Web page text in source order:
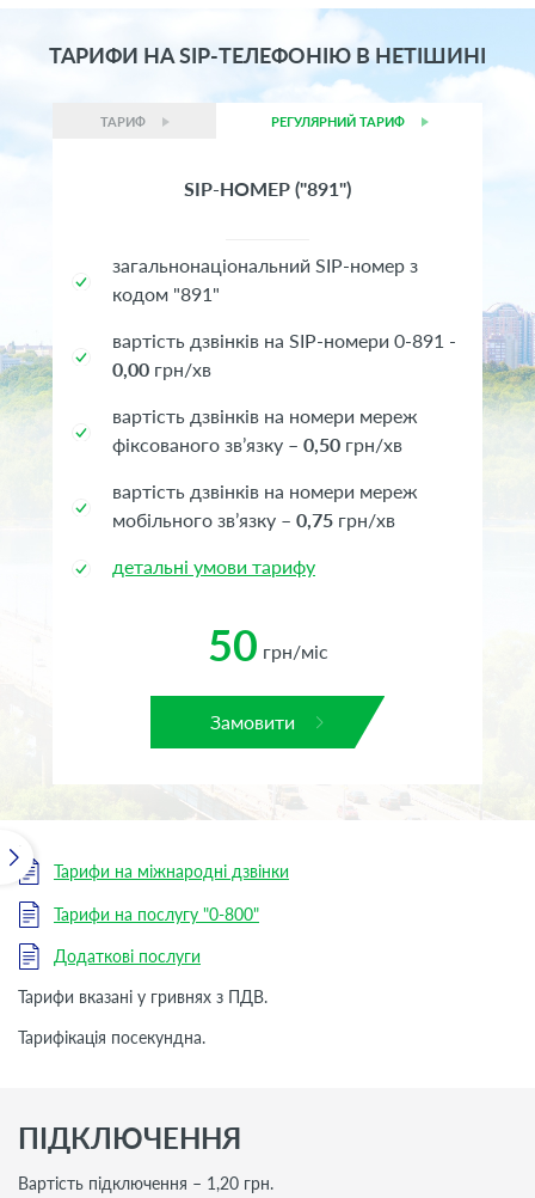
ТАРИФИ НА SIP-ТЕЛЕФОНІЮ В НЕТІШИНІ
ТАРИФ РЕГУЛЯРНИЙ ТАРИФ
SIP-НОМЕР ("891")
загальнонаціональний SIP-номер з
кодом "891"
вартість дзвінків на SIP-номери 0-891 -
0,00 грн/хв
вартість дзвінків на номери мереж
фіксованого зв’язку – 0,50 грн/хв
вартість дзвінків на номери мереж
мобільного зв’язку – 0,75 грн/хв
детальні умови тарифу
50 грн/міс
Замовити
Тарифи на міжнародні дзвінки
Тарифи на послугу "0-800"
Додаткові послуги
Тарифи вказані у гривнях з ПДВ.
Тарифікація посекундна.
ПІДКЛЮЧЕННЯ
Вартість підключення – 1,20 грн.